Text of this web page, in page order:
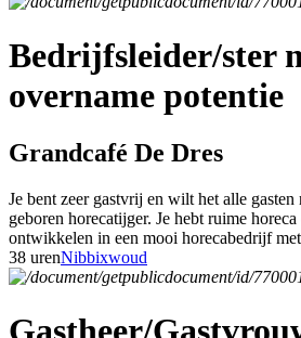
Bedrijfsleider/ster
overname potentie
Grandcafé De Dres
Je bent zeer gastvrij en wilt het alle gasten
geboren horecatijger. Je hebt ruime
ontwikkelen in een mooi horecabedrijf
38 urenNibbixwoud
Gastheer/